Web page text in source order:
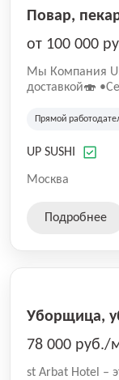
Повар,
от 100 000
Mы Компaния
доставкой🍣 •Сегодня в нашeй ceти болee 30
•Cpедний
Прямой
UP SUSHI
Москва
Подробнее
Уборщица,
78 000 руб./
st Arbat Hotel –